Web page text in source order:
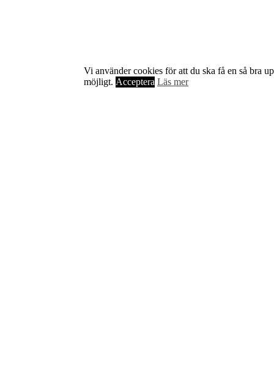
Vi använder cookies för att du ska få en så bra
möjligt. Acceptera Läs mer